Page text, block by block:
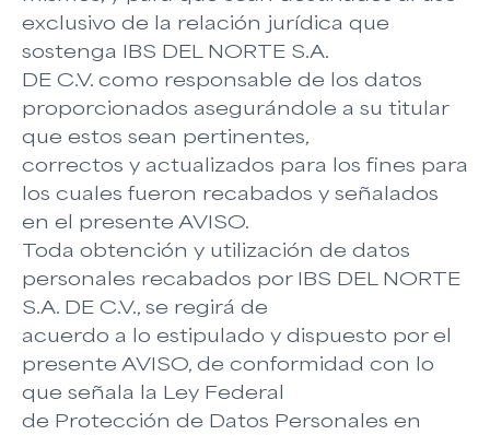
exclusivo de la relación jurídica que
sostenga IBS DEL NORTE S.A.
DE C.V. como responsable de los datos
proporcionados asegurándole a su titular
que estos sean pertinentes,
correctos y actualizados para los fines para
los cuales fueron recabados y señalados
en el presente AVISO.
Toda obtención y utilización de datos
personales recabados por IBS DEL NORTE
S.A. DE C.V., se regirá de
acuerdo a lo estipulado y dispuesto por el
presente AVISO, de conformidad con lo
que señala la Ley Federal
de Protección de Datos Personales en